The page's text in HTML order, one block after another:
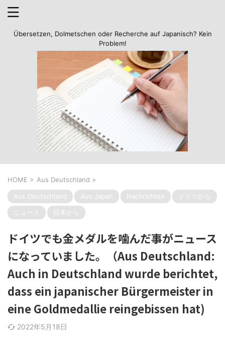
Übersetzen, Dolmetschen oder Recherche auf Japanisch? Kein
Problem!
HOME > Aus Deutschland >
Aus Deutschland Aus Japan Nachrichten
ドイツから
ニュース
日本から
ドイツでも金メダルを噛んだ事がニュース
になっていました。（Aus Deutschland:
Auch in Deutschland wurde berichtet,
dass ein japanischer Bürgermeister in
eine Goldmedallie reingebissen hat)
2022年5月18日